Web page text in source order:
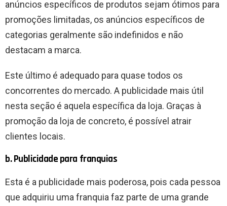
anúncios específicos de produtos sejam ótimos para
promoções limitadas, os anúncios específicos de
categorias geralmente são indefinidos e não
destacam a marca.
Este último é adequado para quase todos os
concorrentes do mercado. A publicidade mais útil
nesta seção é aquela específica da loja. Graças à
promoção da loja de concreto, é possível atrair
clientes locais.
b. Publicidade para franquias
Esta é a publicidade mais poderosa, pois cada pessoa
que adquiriu uma franquia faz parte de uma grande